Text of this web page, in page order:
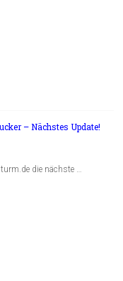
– Nächstes Update!
die nächste …